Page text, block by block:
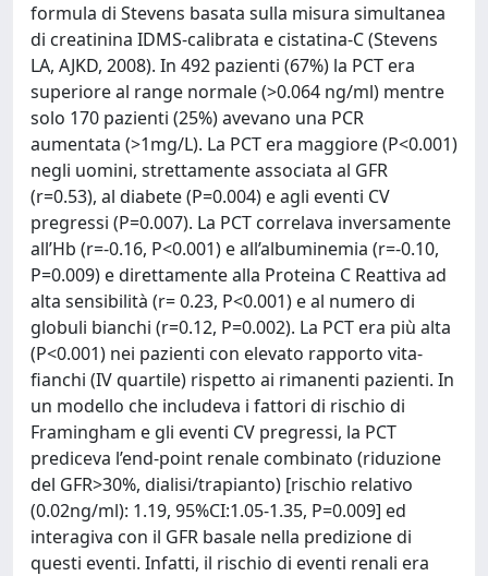
formula di Stevens basata sulla misura simultanea
di creatinina IDMS-calibrata e cistatina-C (Stevens
LA, AJKD, 2008). In 492 pazienti (67%) la PCT era
superiore al range normale (>0.064 ng/ml) mentre
solo 170 pazienti (25%) avevano una PCR
aumentata (>1mg/L). La PCT era maggiore (P<0.001)
negli uomini, strettamente associata al GFR
(r=0.53), al diabete (P=0.004) e agli eventi CV
pregressi (P=0.007). La PCT correlava inversamente
all’Hb (r=-0.16, P<0.001) e all’albuminemia (r=-0.10,
P=0.009) e direttamente alla Proteina C Reattiva ad
alta sensibilità (r= 0.23, P<0.001) e al numero di
globuli bianchi (r=0.12, P=0.002). La PCT era più alta
(P<0.001) nei pazienti con elevato rapporto vita-
fianchi (IV quartile) rispetto ai rimanenti pazienti. In
un modello che includeva i fattori di rischio di
Framingham e gli eventi CV pregressi, la PCT
prediceva l’end-point renale combinato (riduzione
del GFR>30%, dialisi/trapianto) [rischio relativo
(0.02ng/ml): 1.19, 95%CI:1.05-1.35, P=0.009] ed
interagiva con il GFR basale nella predizione di
questi eventi. Infatti, il rischio di eventi renali era